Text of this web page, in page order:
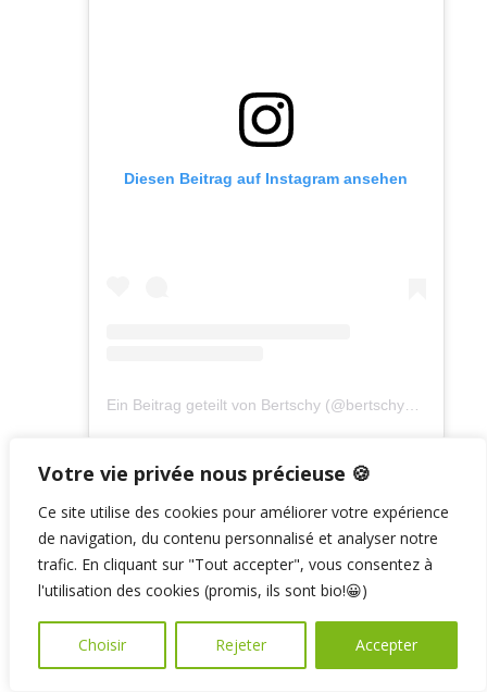
Votre vie privée nous précieuse 🍪
Ce site utilise des cookies pour améliorer votre expérience
de navigation, du contenu personnalisé et analyser notre
trafic. En cliquant sur "Tout accepter", vous consentez à
l'utilisation des cookies (promis, ils sont bio!😀)
Choisir Rejeter Accepter
Diesen Beitrag auf Instagram ansehen
Ein Beitrag geteilt von Bertschy (@bertschy_cartoon)